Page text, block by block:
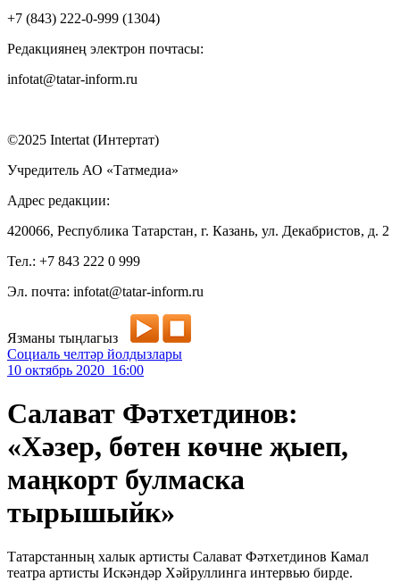
+7 (843) 222-0-999 (1304)
Редакциянең электрон почтасы:
infotat@tatar-inform.ru
©2025 Intertat (Интертат)
Учредитель АО «Татмедиа»
Адрес редакции:
420066, Республика Татарстан, г. Казань, ул. Декабристов, д. 2
Тел.: +7 843 222 0 999
Эл. почта: infotat@tatar-inform.ru
Язманы тыңлагыз
Социаль челтәр йолдызлары
10 октябрь 2020 16:00
Салават Фәтхетдинов:
«Хәзер, бөтен көчне җыеп,
маңкорт булмаска
тырышыйк»
Татарстанның халык артисты Салават Фәтхетдинов Камал
театра артисты Искәндәр Хәйруллинга интервью бирде.